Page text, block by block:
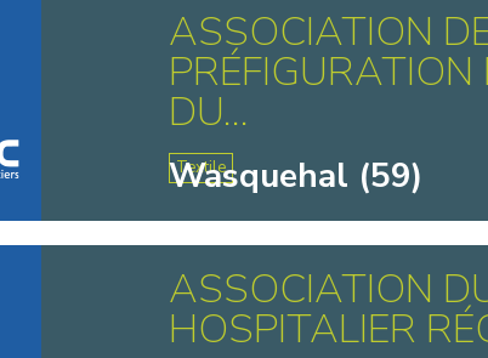
ASSOCIATION
DU...
Textile
Wasquehal (59)
ASSOCIATION
HOSPITALIER